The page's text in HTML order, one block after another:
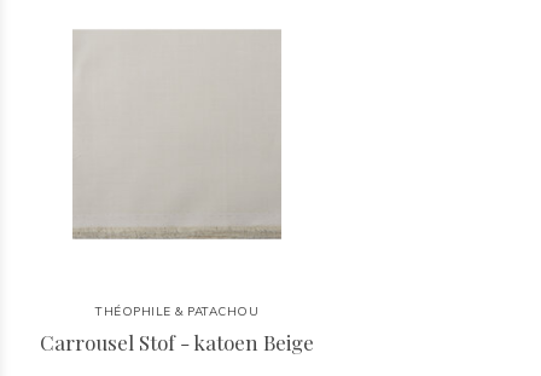
THÉOPHILE & PATACHOU
Carrousel Stof - katoen Beige